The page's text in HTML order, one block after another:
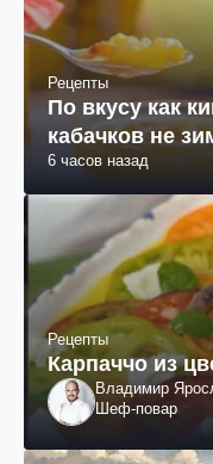
Рецепты
По вкусу как
кабачков не
6 часов назад
Рецепты
Карпаччо из
Владимир
Шеф-повар